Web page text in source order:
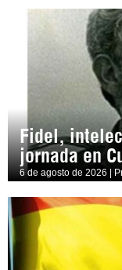
Fidel,
jornada en
6 de agosto de 2026 |